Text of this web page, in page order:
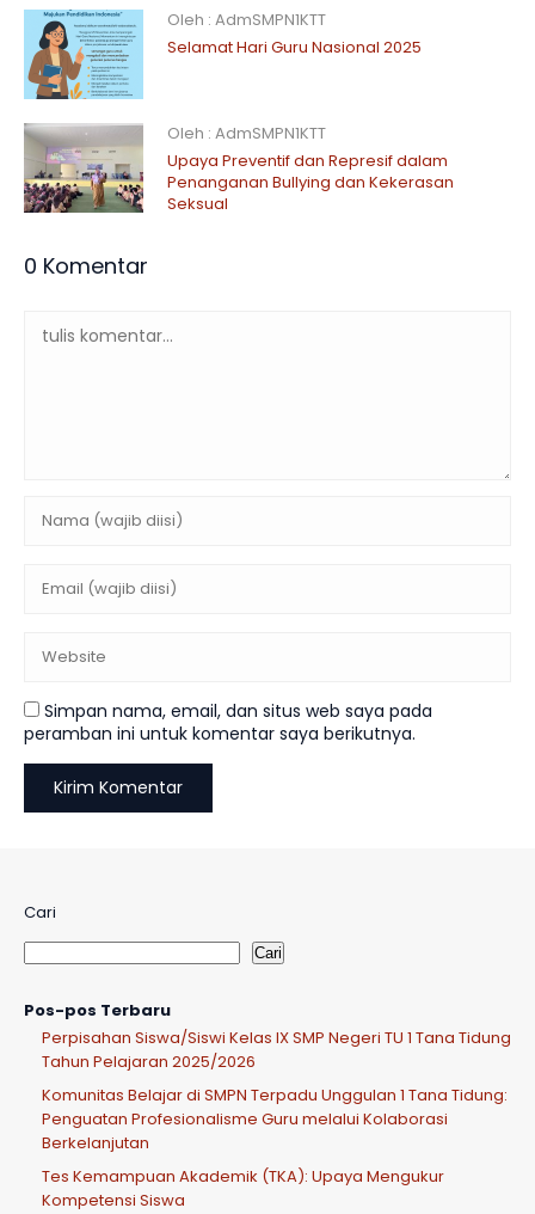
Oleh : AdmSMPN1KTT
Selamat Hari Guru Nasional 2025
Oleh : AdmSMPN1KTT
Upaya Preventif dan Represif dalam
Penanganan Bullying dan Kekerasan
Seksual
0 Komentar
Simpan nama, email, dan situs web saya pada
peramban ini untuk komentar saya berikutnya.
Cari
Cari
Pos-pos Terbaru
Perpisahan Siswa/Siswi Kelas IX SMP Negeri TU 1 Tana Tidung
Tahun Pelajaran 2025/2026
Komunitas Belajar di SMPN Terpadu Unggulan 1 Tana Tidung:
Penguatan Profesionalisme Guru melalui Kolaborasi
Berkelanjutan
Tes Kemampuan Akademik (TKA): Upaya Mengukur
Kompetensi Siswa